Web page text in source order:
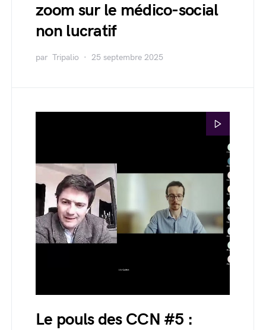
zoom sur le médico-social
non lucratif
par Tripalio 25 septembre 2025
Le pouls des CCN #5 :